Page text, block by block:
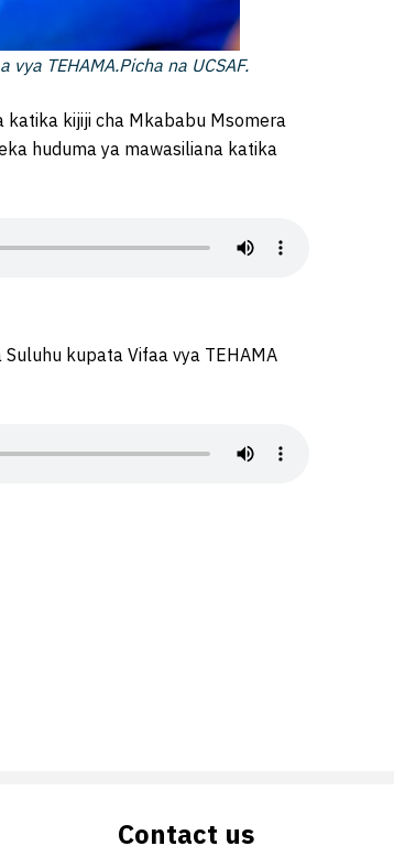
TEHAMA.Picha na UCSAF.
katika kijiji cha Mkababu Msomera
huduma ya mawasiliana katika
kupata Vifaa vya TEHAMA
Contact us